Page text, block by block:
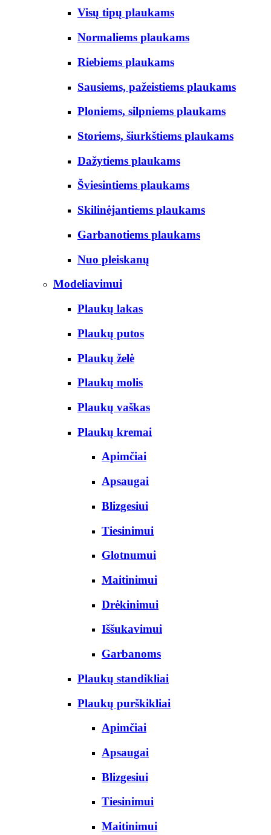
Visų tipų plaukams
Normaliems plaukams
Riebiems plaukams
Sausiems, pažeistiems plaukams
Ploniems, silpniems plaukams
Storiems, šiurkštiems plaukams
Dažytiems plaukams
Šviesintiems plaukams
Skilinėjantiems plaukams
Garbanotiems plaukams
Nuo pleiskanų
Modeliavimui
Plaukų lakas
Plaukų putos
Plaukų želė
Plaukų molis
Plaukų vaškas
Plaukų kremai
Apimčiai
Apsaugai
Blizgesiui
Tiesinimui
Glotnumui
Maitinimui
Drėkinimui
Iššukavimui
Garbanoms
Plaukų standikliai
Plaukų purškikliai
Apimčiai
Apsaugai
Blizgesiui
Tiesinimui
Maitinimui